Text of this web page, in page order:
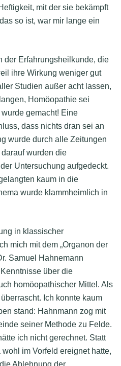
mit der sie bekämpft
so ist, war mir lange ein
der Erfahrungsheilkunde, die
ihre Wirkung weniger gut
Studien außer acht lassen,
Homöopathie sei
gemacht! Eine
dass nichts dran sei an
wurde durch alle Zeitungen
wurden die
Untersuchung aufgedeckt.
kaum in die
wurde klammheimlich in
in klassischer
mich mit dem „Organon der
Samuel Hahnemann
über die
homöopathischer Mittel. Als
Ich konnte kaum
stand: Hahnmann zog mit
seiner Methode zu Felde.
ich nicht gerechnet. Statt
im Vorfeld ereignet hatte,
Ablehnung der